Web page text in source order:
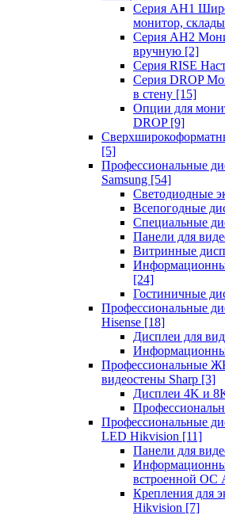
Серия AH1
монитор,
Серия AH2
вручную [2]
Серия RISE
Серия DROP
в стену [15]
Опции для
DROP [9]
[5]
Профессиональные
Samsung [54]
Светодиодные
Всепогодные
Специальные
Панели для
Витринные
[24]
Гостиничные
Профессиональные
Hisense [18]
Дисплеи для
Профессиональные
видеостены Sharp [3]
Дисплеи 4K и
Профессиональные
LED Hikvision [11]
Панели для
встроенной ОС
Крепления для
Hikvision [7]